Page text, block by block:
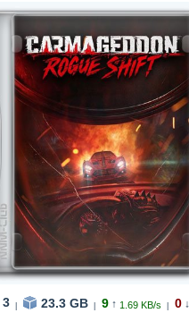
3 23.3 GB 9 ↑ 1.69 KB/s 0 ↓